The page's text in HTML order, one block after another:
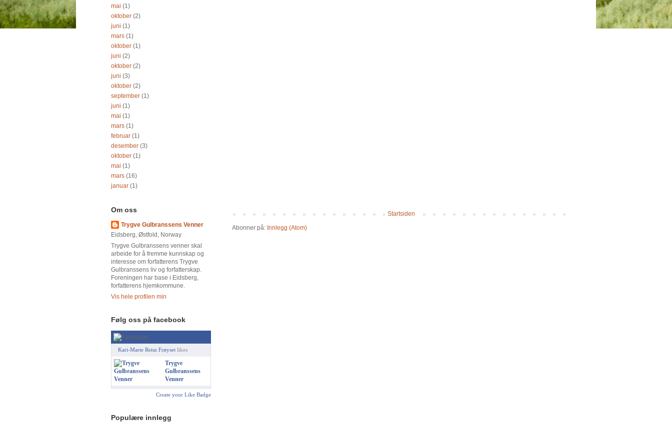
Startsiden
Abonner på: Innlegg (Atom)
mai (1)
oktober (2)
juni (1)
mars (1)
oktober (1)
juni (2)
oktober (2)
juni (3)
oktober (2)
september (1)
juni (1)
mai (1)
mars (1)
februar (1)
desember (3)
oktober (1)
mai (1)
mars (16)
januar (1)
Om oss
Trygve Gulbranssens Venner
Eidsberg, Østfold, Norway
Trygve Gulbranssens venner skal
arbeide for å fremme kunnskap og
interesse om forfatterens Trygve
Gulbranssens liv og forfatterskap.
Foreningen har base i Eidsberg,
forfatterens hjemkommune.
Vis hele profilen min
Følg oss på facebook
Kari-Marte Reisz Frøyset likes
Trygve
Gulbranssens
Venner
Create your Like Badge
Populære innlegg